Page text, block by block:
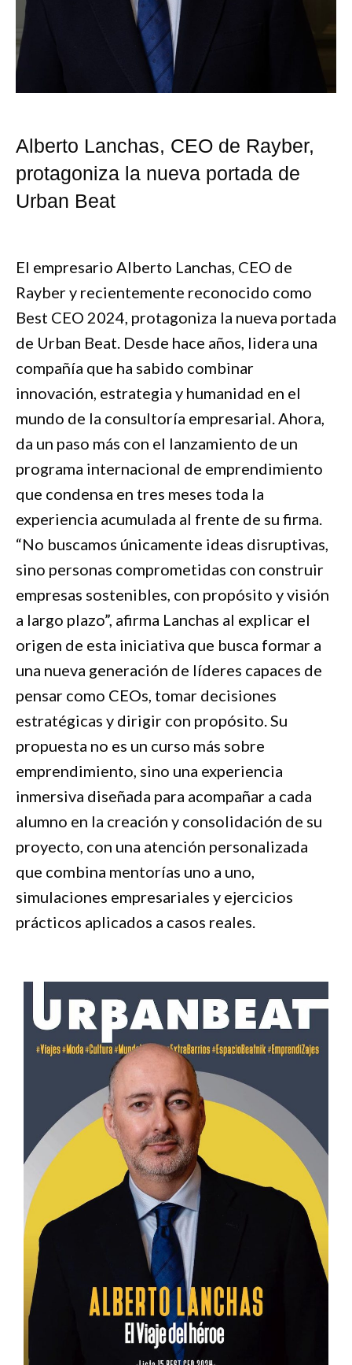
Alberto Lanchas, CEO de Rayber,
protagoniza la nueva portada de
Urban Beat
El empresario Alberto Lanchas, CEO de
Rayber y recientemente reconocido como
Best CEO 2024, protagoniza la nueva portada
de Urban Beat. Desde hace años, lidera una
compañía que ha sabido combinar
innovación, estrategia y humanidad en el
mundo de la consultoría empresarial. Ahora,
da un paso más con el lanzamiento de un
programa internacional de emprendimiento
que condensa en tres meses toda la
experiencia acumulada al frente de su firma.
“No buscamos únicamente ideas disruptivas,
sino personas comprometidas con construir
empresas sostenibles, con propósito y visión
a largo plazo”, afirma Lanchas al explicar el
origen de esta iniciativa que busca formar a
una nueva generación de líderes capaces de
pensar como CEOs, tomar decisiones
estratégicas y dirigir con propósito. Su
propuesta no es un curso más sobre
emprendimiento, sino una experiencia
inmersiva diseñada para acompañar a cada
alumno en la creación y consolidación de su
proyecto, con una atención personalizada
que combina mentorías uno a uno,
simulaciones empresariales y ejercicios
prácticos aplicados a casos reales.